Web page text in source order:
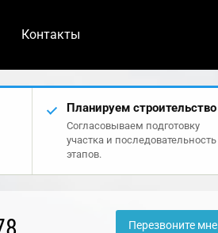
Контакты
Планируем строительство
Согласовываем подготовку
участка и последовательность
этапов.
Перезвоните мне